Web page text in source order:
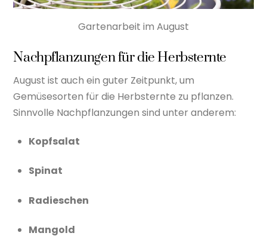
Gartenarbeit im August
Nachpflanzungen für die Herbsternte
August ist auch ein guter Zeitpunkt, um
Gemüsesorten für die Herbsternte zu pflanzen.
Sinnvolle Nachpflanzungen sind unter anderem:
Kopfsalat
Spinat
Radieschen
Mangold